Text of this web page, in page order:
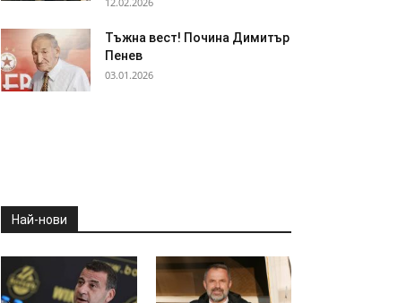
Тъжна вест! Почина Димитър
Пенев
03.01.2026
Най-нови